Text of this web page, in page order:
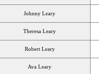
Johnny Leary
Theresa Leary
Robert Leary
Ava Leary